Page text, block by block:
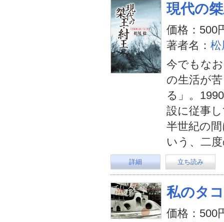
現代の
価格：500
著者名： 松
今でもな
の生活が
る」。
設に従事
半世紀の
いう、二
詳細 立ち読み
私のタコ
価格：500